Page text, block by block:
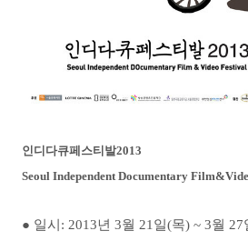
인디다큐페스티발2013
Seoul Independent Documentary
● 일시: 2013년 3월 21일(목) ~ 3월 27